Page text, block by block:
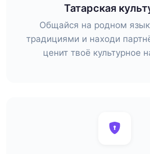
Татарская
Общайся на родном
традициями и находи
ценит твоё культурное